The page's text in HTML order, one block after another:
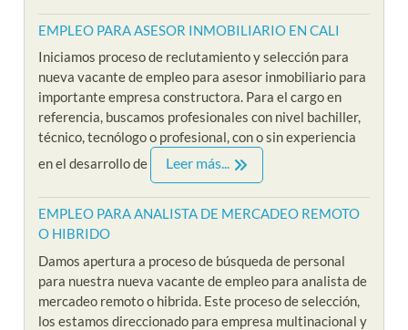
EMPLEO PARA ASESOR INMOBILIARIO EN CALI
Iniciamos proceso de reclutamiento y selección para
nueva vacante de empleo para asesor inmobiliario para
importante empresa constructora. Para el cargo en
referencia, buscamos profesionales con nivel bachiller,
técnico, tecnólogo o profesional, con o sin experiencia
en el desarrollo de
Leer más...
EMPLEO PARA ANALISTA DE MERCADEO REMOTO
O HIBRIDO
Damos apertura a proceso de búsqueda de personal
para nuestra nueva vacante de empleo para analista de
mercadeo remoto o hibrida. Este proceso de selección,
los estamos direccionado para empresa multinacional y